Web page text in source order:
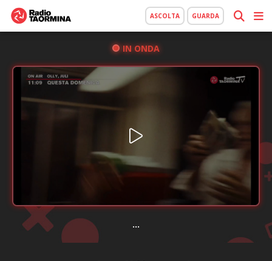
ASCOLTA GUARDA
IN ONDA
...